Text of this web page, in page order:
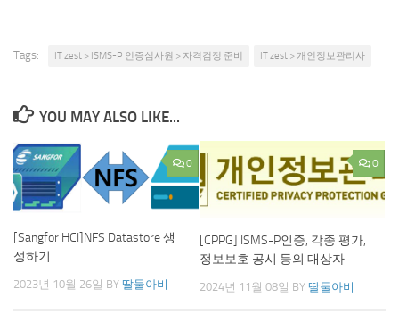
Tags: IT zest > ISMS-P 인증심사원 > 자격검정 준비 IT zest > 개인정보관리사
YOU MAY ALSO LIKE...
0
[Sangfor HCI]NFS Datastore 생
성하기
2023년 10월 26일 BY 딸둘아비
0
[CPPG] ISMS-P인증, 각종 평가,
정보보호 공시 등의 대상자
2024년 11월 08일 BY 딸둘아비